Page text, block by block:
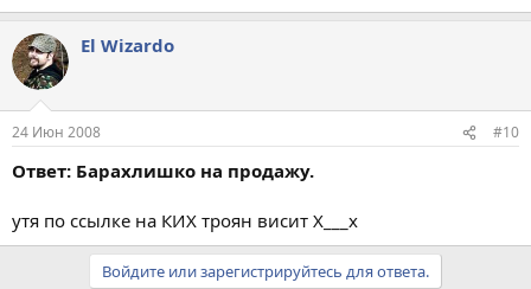
El Wizardo
24 Июн 2008 #10
Ответ: Барахлишко на продажу.
утя по ссылке на КИХ троян висит Х___х
Войдите или зарегистрируйтесь для ответа.